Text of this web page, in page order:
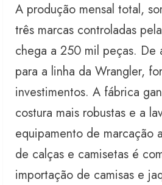
A produção mensal total,
três marcas controladas
chega a 250 mil peças. De
para a linha da Wrangler,
investimentos. A fábrica
costura mais robustas e a
equipamento de marcação
de calças e camisetas é
importação de camisas e